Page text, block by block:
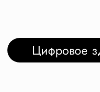
Цифровое